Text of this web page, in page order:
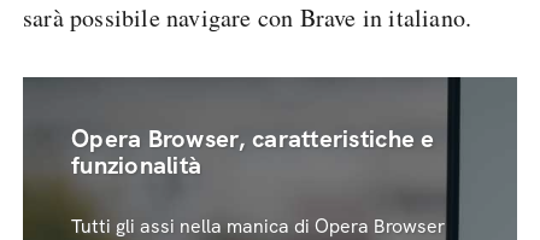
sarà possibile navigare con Brave in italiano.
Opera Browser, caratteristiche e
funzionalità
Tutti gli assi nella manica di Opera Browser